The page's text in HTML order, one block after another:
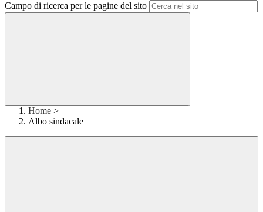
Campo di ricerca per le pagine del sito
Home >
Albo sindacale